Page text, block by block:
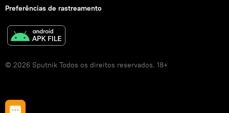
Preferências de rastreamento
© 2026 Sputnik Todos os direitos reservados. 18+